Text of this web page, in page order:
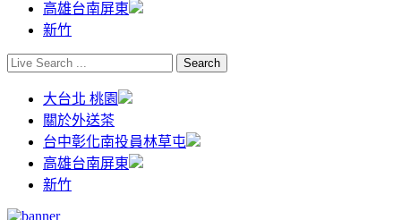
高雄台南屏東
新竹
大台北 桃園
關於外送茶
台中彰化南投員林草屯
高雄台南屏東
新竹